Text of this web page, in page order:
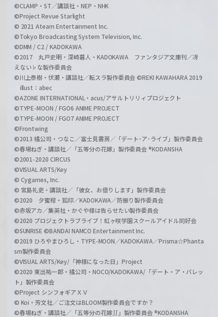
©CLAMP・ST／講談社・NEP・NHK
©Project Revue Starlight
© 2021 Ateam Entertainment Inc.
©Tokyo Broadcasting System Television, Inc.
©DMM / C2 / KADOKAWA
©2017 丸戸史明・深崎暮人・KADOKAWA ファンタジア文庫刊／冴
えない♭な製作委員会
©川上泰樹・伏瀬・講談社／転スラ製作委員会 ©REKI KAWAHARA 2019
illust：abec
©AZONE INTERNATIONAL・acus/アサルトリリィプロジェクト
©TYPE-MOON / FGO6 ANIME PROJECT
©TYPE-MOON / FGO7 ANIME PROJECT
©Frontwing
©2013 橘公司・つなこ／富士見書房／「デート･ア･ライブ」製作委員会
©春場ねぎ・講談社／「五等分の花嫁」製作委員会 ®KODANSHA
©2001-2020 CIRCUS
©VISUAL ARTS/Key
© Cygames, Inc.
© 宮島礼吏・講談社／「彼女、お借りします」製作委員会
©2020 夕蜜柑・狐印／KADOKAWA／防振り製作委員会
©赤坂アカ／集英社・かぐや様は告らせたい製作委員会
©2020 プロジェクトラブライブ！虹ヶ咲学園スクールアイドル同好会
©SUNRISE ©BANDAI NAMCO Entertainment Inc.
©2019 ひろやまひろし・TYPE-MOON／KADOKAWA／Prisma☆Phanta
sm製作委員会
©VISUAL ARTS/Key/「神様になった日」Project
©2020 東出祐一郎・橘公司・NOCO/KADOKAWA/「デート・ア・バレッ
ト」製作委員会
©Project シンフォギアＸＶ
© Koi・芳文社／ご注文はBLOOM製作委員会ですか？
©春場ねぎ・講談社／「五等分の花嫁∬」製作委員会 ®KODANSHA